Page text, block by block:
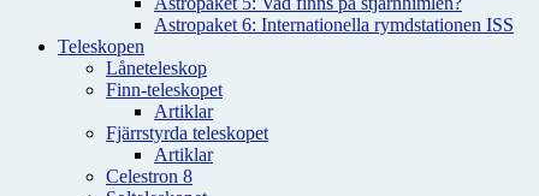
Astropaket 6: Internationella rymdstationen ISS
Teleskopen
Låneteleskop
Finn-teleskopet
Artiklar
Fjärrstyrda teleskopet
Artiklar
Celestron 8